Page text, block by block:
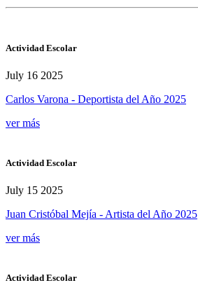
Actividad Escolar
July 16 2025
Carlos Varona - Deportista del Año 2025
ver más
Actividad Escolar
July 15 2025
Juan Cristóbal Mejía - Artista del Año 2025
ver más
Actividad Escolar